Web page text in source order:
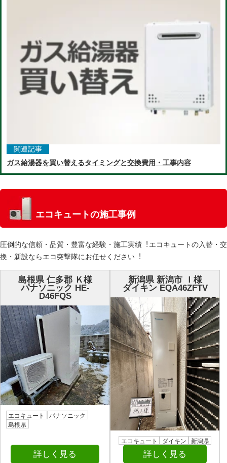
関連記事
ガス給湯器を買い替えるタイミングと交換費用・工事内容
エコキュートの施工事例
圧倒的な信頼・品質・豊富な経験・施⼯実績︕エコキュートの⼊替・交
換・新設ならエコ突撃隊にお任せください︕
島根県 仁多郡 Ｋ様
パナソニック HE-
D46FQS
エコキュート
パナソニック
島根県
詳しく見る
新潟県 新潟市 Ｉ様
ダイキン EQA46ZFTV
エコキュート ダイキン 新潟県
詳しく見る